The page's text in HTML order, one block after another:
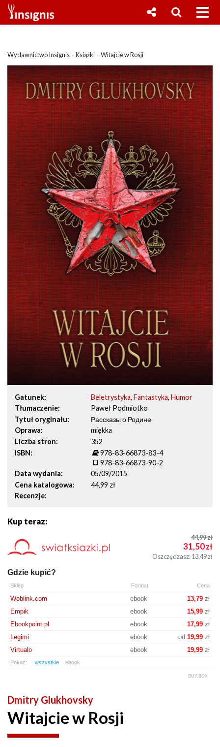
Wydawnictwo Insignis Książki Witajcie w Rosji
Gatunek Beletrystyka,Fantastyka,Humor
Tłumaczenie
Paweł Podmiotko
Tytuł oryginału
Рассказы о Родине
Oprawa
miękka
Liczba stron
352
ISBN
978-83-66873-83-4
978-83-66873-90-2
Data wydania
05/09/2015
Cena katalogowa
44,99 zł
Recenzje
Kup teraz:
44,99zł
31,50zł
Oszczędzasz: 13,49zł
Gdzie kupić?
Sklep Format Cena
Woblink.com ebook 13,79zł
Empik
ebook 15,99zł
Ebookpoint.pl
ebook 17,99zł
Legimi
ebook od 19,99zł
Virtualo
ebook 19,99zł
Pokaż: wszystkie ebook
BUY.BOX
Dmitry Glukhovsky
Witajcie w Rosji